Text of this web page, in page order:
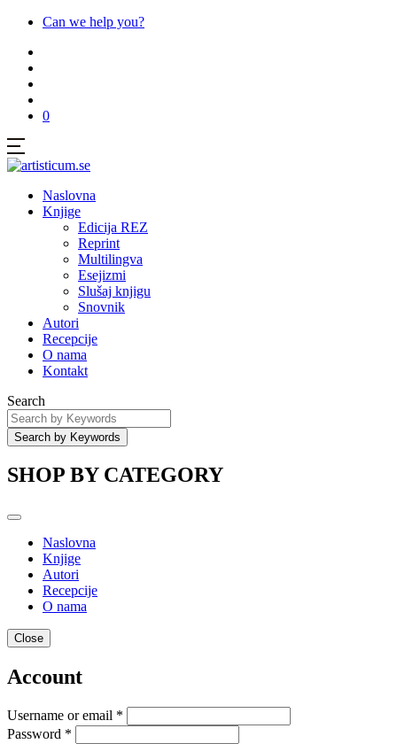
Can we help you?
0
Naslovna
Knjige
Edicija REZ
Reprint
Multilingva
Esejizmi
Slušaj knjigu
Snovnik
Autori
Recepcije
O nama
Kontakt
Search
SHOP BY CATEGORY
Naslovna
Knjige
Autori
Recepcije
O nama
Close
Account
Username or email *
Password *